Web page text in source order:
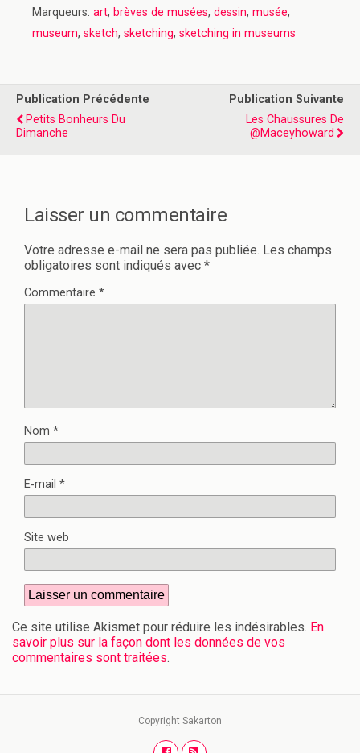
Marqueurs: art, brèves de musées, dessin, musée,
museum, sketch, sketching, sketching in museums
Publication Précédente
Petits Bonheurs Du
Dimanche
Publication Suivante
Les Chaussures De
@maceyhoward
Laisser un commentaire
Votre adresse e-mail ne sera pas publiée. Les champs
obligatoires sont indiqués avec *
Commentaire *
Nom *
E-mail *
Site web
Ce site utilise Akismet pour réduire les indésirables. En
savoir plus sur la façon dont les données de vos
commentaires sont traitées.
Copyright Sakarton